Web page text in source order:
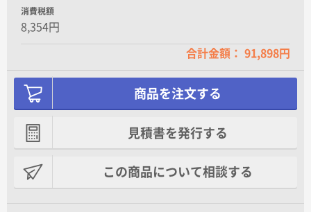
消費税額
8,354円
合計金額： 91,898円
商品を注文する
見積書を発行する
この商品について相談する